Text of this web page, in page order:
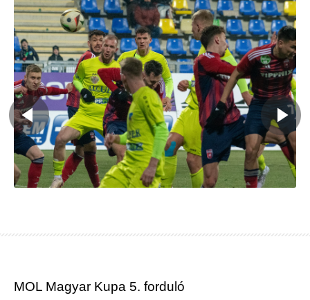
MOL Magyar Kupa 5. forduló